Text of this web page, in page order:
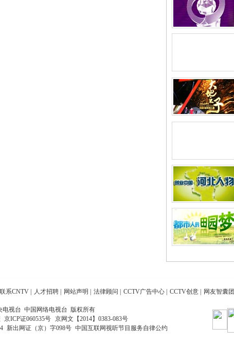
联系CNTV 人才招聘 网站声明 法律顾问 CCTV广告中心 CCTV创意 网友智囊团
电视台 中国网络电视台 版权所有
京ICP证060535号
京网文【2014】0383-083号
新出网证（京）字098号 中国互联网视听节目服务自律公约